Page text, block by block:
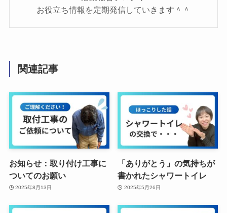
お役立ち情報を定期発信していきます＾＾
関連記事
お知らせ：取り付け工事に
ついてのお願い
2025年8月13日
「ありがとう」の気持ちが
書かれたシャワートイレ
2025年5月26日